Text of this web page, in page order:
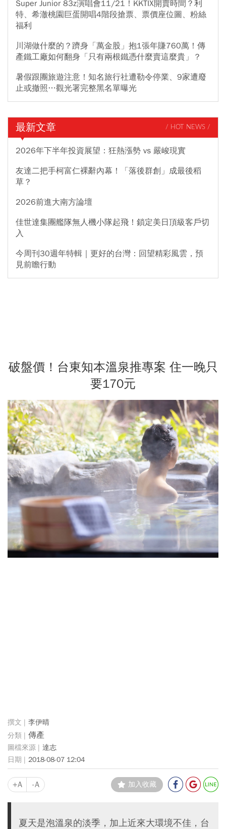
Super Junior 83z演唱會11/21！KKTIX開賣時間？利
特、希澈桃園巨蛋開唱4階段搶票、票價座位圖、粉絲
福利
川湖做什麼的？躋身「萬金股」抱1張年賺760萬！傳
產鐵工廠如何翻身「只有兩根鐵憑什麼賣這麼貴」？
暑假跟團旅遊注意！知名旅行社遭勒令停業、9家遭廢
止或撤照…觀光署完整黑名單曝光
最新文章 / HOT NEWS /
2026年下半年投資展望：狂熱漲勢 vs 嚴峻現實
友達二把手柯富仁裸辭內幕！「落後群創」成最後稻
草？
2026前進大南方論壇
佳世達集團艦隊無人機小隊起飛！鎖定美日頂級客戶切
入
今周刊30週年特輯｜更好的台灣：回望精彩風雲，預
見前瞻行動
破盤價！台東知本溫泉推專案 住一晚只
要170元
李伊晴
傳產
達志
2018-08-07 12:04
+A -A 加入收藏
夏天是泡溫泉的淡季，加上近來大環境不佳，台